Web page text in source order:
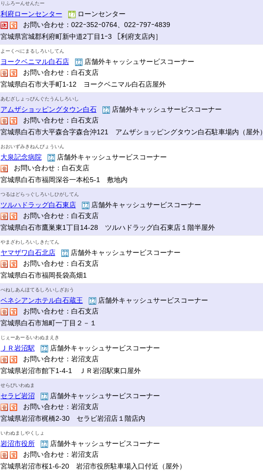
りふろーんせんたー
利府ローンセンター
ローンセンター
お問い合わせ：022ｰ352ｰ0764、022ｰ797ｰ4839
宮城県宮城郡利府町新中道2丁目1ｰ3 ［利府支店内］
よーくべにまるしろいしてん
ヨークベニマル白石店
店舗外キャッシュサービスコーナー
お問い合わせ：白石支店
宮城県白石市大手町1-12 ヨークベニマル白石店屋外
あむざしょっぴんぐたうんしろいし
アムザショッピングタウン白石
店舗外キャッシュサービスコーナー
お問い合わせ：白石支店
宮城県白石市大平森合字森合沖121 アムザショッピングタウン白石駐車場内（屋外）
おおいずみきねんびょういん
大泉記念病院
店舗外キャッシュサービスコーナー
お問い合わせ：白石支店
宮城県白石市福岡深谷一本松5-1 敷地内
つるはどらっぐしろいしひがしてん
ツルハドラッグ白石東店
店舗外キャッシュサービスコーナー
お問い合わせ：白石支店
宮城県白石市鷹巣東1丁目14-28 ツルハドラッグ白石東店１階半屋外
やまざわしろいしきたてん
ヤマザワ白石北店
店舗外キャッシュサービスコーナー
お問い合わせ：白石支店
宮城県白石市福岡長袋高畑1
べねしあんほてるしろいしざおう
ベネシアンホテル白石蔵王
店舗外キャッシュサービスコーナー
お問い合わせ：白石支店
宮城県白石市旭町一丁目２－１
じぇーあーるいわぬまえき
ＪＲ岩沼駅
店舗外キャッシュサービスコーナー
お問い合わせ：岩沼支店
宮城県岩沼市館下1-4-1 ＪＲ岩沼駅東口屋外
せらびいわぬま
セラビ岩沼
店舗外キャッシュサービスコーナー
お問い合わせ：岩沼支店
宮城県岩沼市梶橋2-30 セラビ岩沼店１階店内
いわぬましやくしょ
岩沼市役所
店舗外キャッシュサービスコーナー
お問い合わせ：岩沼支店
宮城県岩沼市桜1-6-20 岩沼市役所駐車場入口付近（屋外）